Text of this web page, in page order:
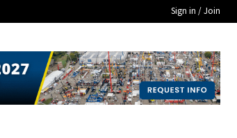
Sign in / Join